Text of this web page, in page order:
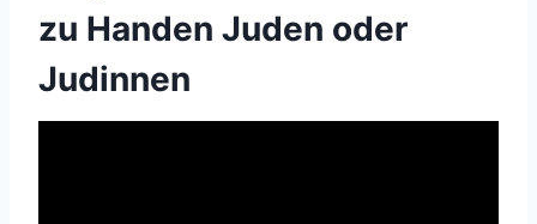
zu Handen Juden oder
Judinnen